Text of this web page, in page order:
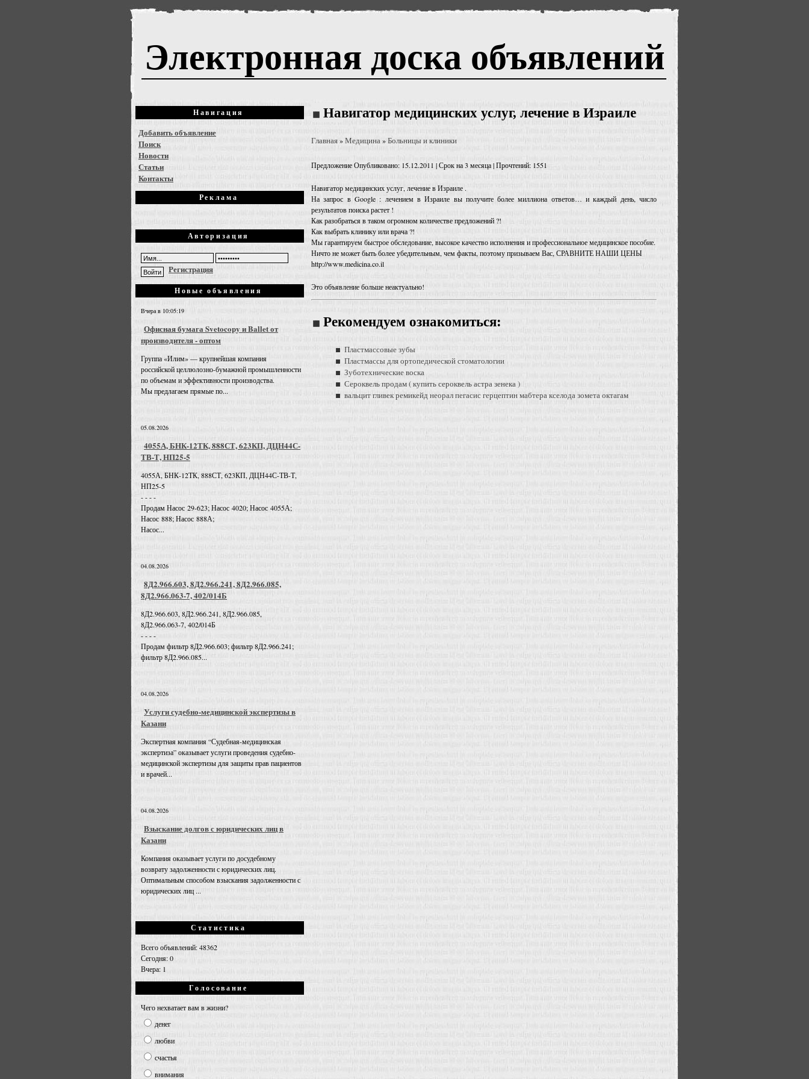
Электронная доска объявлений
Навигация
Добавить объявление
Поиск
Новости
Статьи
Контакты
Реклама
Авторизация
Регистрация
Новые объявления
Вчера в 10:05:19
Офисная бумага Svetocopy и Ballet от
производителя - оптом
Группа «Илим» — крупнейшая компания
российской целлюлозно-бумажной промышленности
по объемам и эффективности производства.
Мы предлагаем прямые по...
05.08.2026
4055А, БНК-12ТК, 888СТ, 623КП, ДЦН44С-
ТВ-Т, НП25-5
4055А, БНК-12ТК, 888СТ, 623КП, ДЦН44С-ТВ-Т,
НП25-5
- - - -
Продам Насос 29-623; Насос 4020; Насос 4055А;
Насос 888; Насос 888А;
Насос...
04.08.2026
8Д2.966.603, 8Д2.966.241, 8Д2.966.085,
8Д2.966.063-7, 402/014Б
8Д2.966.603, 8Д2.966.241, 8Д2.966.085,
8Д2.966.063-7, 402/014Б
- - - -
Продам фильтр 8Д2.966.603; фильтр 8Д2.966.241;
фильтр 8Д2.966.085...
04.08.2026
Услуги судебно-медицинской экспертизы в
Казани
Экспертная компания “Судебная-медицинская
экспертиза” оказывает услуги проведения судебно-
медицинской экспертизы для защиты прав пациентов
и врачей...
04.08.2026
Взыскание долгов с юридических лиц в
Казани
Компания оказывает услуги по досудебному
возврату задолженности с юридических лиц.
Оптимальным способом взыскания задолженности с
юридических лиц ...
Статистика
Всего объявлений: 48362
Сегодня: 0
Вчера: 1
Голосование
Чего нехватает вам в жизни?
денег
любви
счастья
внимания
Навигатор медицинских услуг, лечение в Израиле
Главная»Медицина»Больницы и клиники
ПредложениеОпубликовано: 15.12.2011 | Срок на 3 месяца | Прочтений: 1551
Навигатор медицинских услуг, лечение в Израиле .
На запрос в Google : лечением в Израиле вы получите более миллиона ответов… и каждый день, число
результатов поиска растет !
Как разобраться в таком огромном количестве предложений ?!
Как выбрать клинику или врача ?!
Мы гарантируем быстрое обследование, высокое качество исполнения и профессиональное медицинское пособие.
Ничто не может быть более убедительным, чем факты, поэтому призываем Вас, СРАВНИТЕ НАШИ ЦЕНЫ
http://www.medicina.co.il
Это объявление больше неактуально!
Рекомендуем ознакомиться:
Пластмассовые зубы
Пластмассы для ортопедической стоматологии
Зуботехнические воска
Сероквель продам ( купить сероквель астра зенека )
вальцит гливек ремикейд неорал пегасис герцептин мабтера кселода зомета октагам